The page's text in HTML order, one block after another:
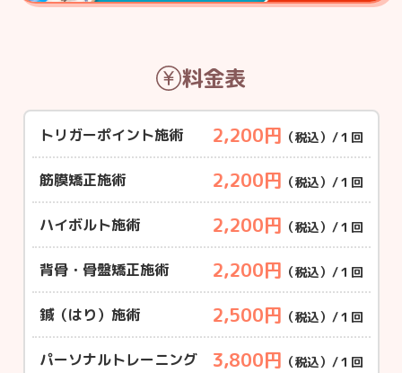
料金表
トリガーポイント施術 2,200円 （税込）/１回
筋膜矯正施術 2,200円 （税込）/１回
ハイボルト施術 2,200円 （税込）/１回
背骨・骨盤矯正施術 2,200円 （税込）/１回
鍼（はり）施術 2,500円 （税込）/１回
パーソナルトレーニング 3,800円 （税込）/１回